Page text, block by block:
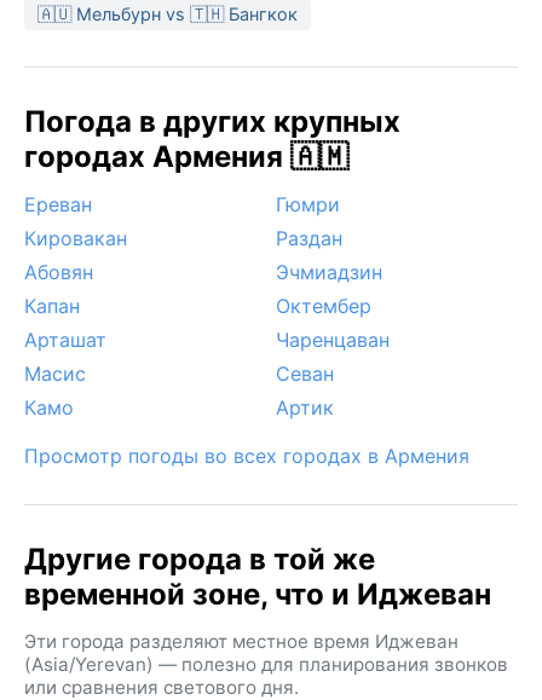
🇦🇺 Мельбурн vs 🇹🇭 Бангкок
Погода в других крупных
городах Армения 🇦🇲
Ереван
Гюмри
Кировакан
Раздан
Абовян
Эчмиадзин
Капан
Октембер
Арташат
Чаренцаван
Масис
Севан
Камо
Артик
Просмотр погоды во всех городах в Армения
Другие города в той же
временной зоне, что и Иджеван
Эти города разделяют местное время Иджеван
(Asia/Yerevan) — полезно для планирования звонков
или сравнения светового дня.